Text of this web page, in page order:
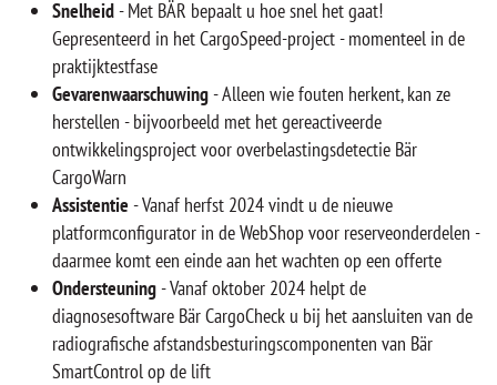
Snelheid- Met BÄR bepaalt u hoe snel het gaat!
Gepresenteerd in het CargoSpeed-project - momenteel in de
praktijktestfase
Gevarenwaarschuwing- Alleen wie fouten herkent, kan ze
herstellen - bijvoorbeeld met het gereactiveerde
ontwikkelingsproject voor overbelastingsdetectie Bär
CargoWarn
Assistentie - Vanaf herfst 2024 vindt u de nieuwe
platformconfigurator in de WebShop voor reserveonderdelen -
daarmee komt een einde aan het wachten op een offerte
Ondersteuning- Vanaf oktober 2024 helpt de
diagnosesoftware Bär CargoCheck u bij het aansluiten van de
radiografische afstandsbesturingscomponenten van Bär
SmartControl op de lift